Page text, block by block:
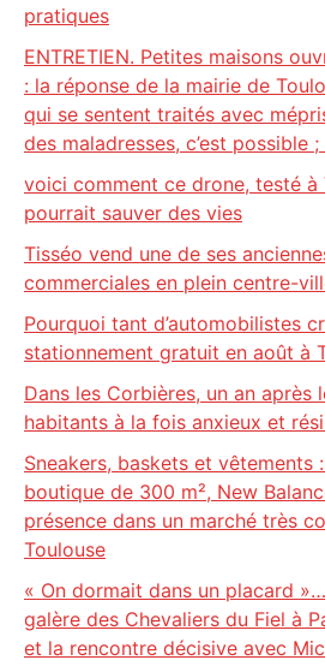
pratiques
ENTRETIEN. Petites maisons
: la réponse de la mairie de
qui se sentent traités avec
des maladresses, c’est possible
voici comment ce drone, testé à
pourrait sauver des vies
Tisséo vend une de ses
commerciales en plein centre-
Pourquoi tant d’automobilistes
stationnement gratuit en août à
Dans les Corbières, un an après
habitants à la fois anxieux et
Sneakers, baskets et vêtements
boutique de 300 m², New
présence dans un marché très
Toulouse
« On dormait dans un placard
galère des Chevaliers du Fiel à
et la rencontre décisive avec